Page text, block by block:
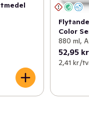
Color
880 ml,
52,95 kr
2,41 kr /